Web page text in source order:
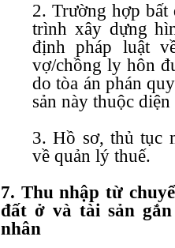
2. Trường hợp bất
trình xây dựng
định pháp luật
vợ/chồng ly hôn
do tòa án phán
sản này thuộc
3. Hồ sơ, thủ tục
về quản lý thuế.
7. Thu nhập từ
đất ở và tài sản
nhân